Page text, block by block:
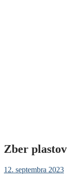
Zber plastov
12. septembra 2023